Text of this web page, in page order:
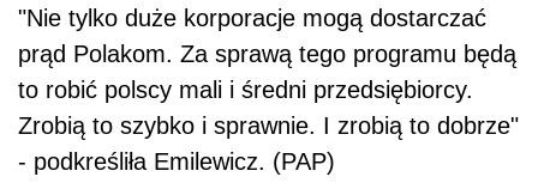
"Nie tylko duże korporacje mogą dostarczać
prąd Polakom. Za sprawą tego programu będą
to robić polscy mali i średni przedsiębiorcy.
Zrobią to szybko i sprawnie. I zrobią to dobrze"
- podkreśliła Emilewicz. (PAP)